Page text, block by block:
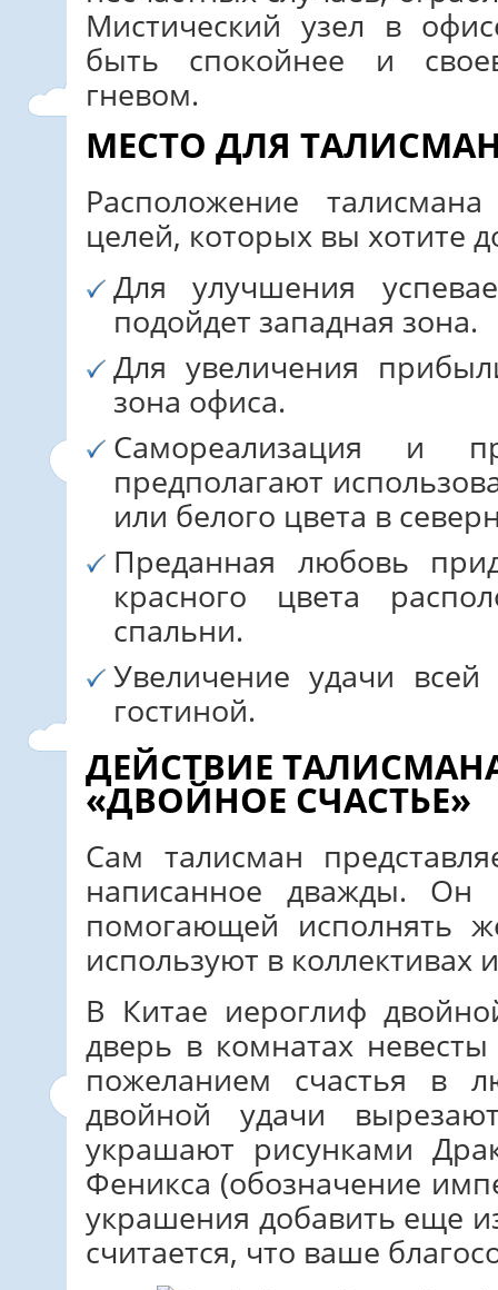
Мистический узел в
быть спокойнее и
гневом.
МЕСТО ДЛЯ
Расположение
целей, которых вы хотите
Для улучшения
подойдет западная зона.
Для увеличения
зона офиса.
Самореализация и
предполагают
или белого цвета в
Преданная любовь
красного цвета
спальни.
Увеличение удачи
гостиной.
ДЕЙСТВИЕ
«ДВОЙНОЕ СЧАСТЬЕ»
Сам талисман
написанное дважды. Он
помогающей исполнять
используют в
В Китае иероглиф
дверь в комнатах
пожеланием счастья в
двойной удачи
украшают рисунками
Феникса (обозначение
украшения добавить еще
считается, что ваше